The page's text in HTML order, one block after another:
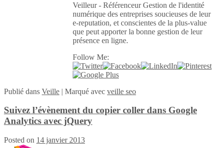
Veilleur - Référenceur Gestion de l'identité
numérique des entreprises soucieuses de leur
e-reputation, et conscientes de la plus-value
que peut apporter la bonne gestion de leur
présence en ligne.
Follow Me:
Publié dans Veille | Marqué avec veille seo
Suivez l’évènement du copier coller dans Google
Analytics avec jQuery
Posted on 14 janvier 2013